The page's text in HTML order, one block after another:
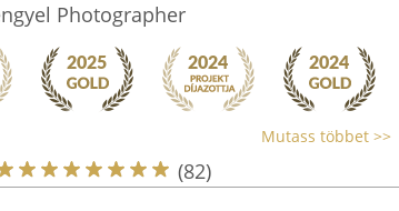
Photographer
Mutass többet >>
(82)